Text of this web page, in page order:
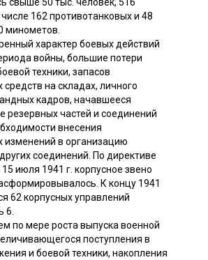
162 противотанковых и 48
минометов.
характер боевых действий
войны, большие потери
техники, запасов
на складах, личного
кадров, начавшееся
резервных частей и соединений
внесения
изменений в организацию
соединений. По директиве
июля 1941 г. корпусное звено
К концу 1941
62 корпусных управлений
6.
по мере роста выпуска военной
поступления в
и боевой техники, накопления